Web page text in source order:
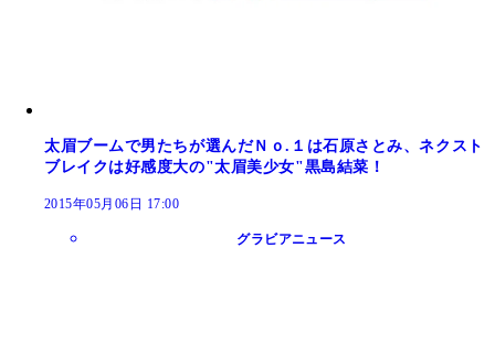
太眉ブームで男たちが選んだＮｏ.１は石原さとみ、ネクスト
ブレイクは好感度大の"太眉美少女"黒島結菜！
2015年05月06日 17:00
グラビアニュース